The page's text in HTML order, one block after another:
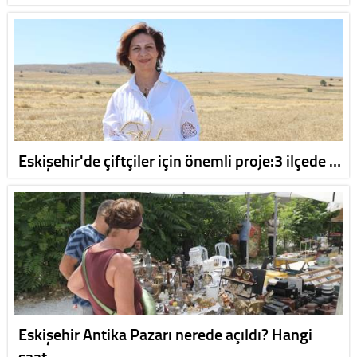
Eskişehir'de çiftçiler için önemli proje:3 ilçede …
Eskişehir Antika Pazarı nerede açıldı? Hangi